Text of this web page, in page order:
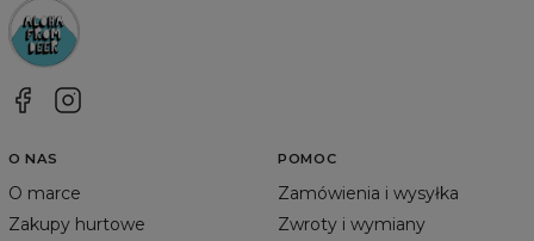
O NAS
O marce
Zakupy hurtowe
POMOC
Zamówienia i wysyłka
Zwroty i wymiany